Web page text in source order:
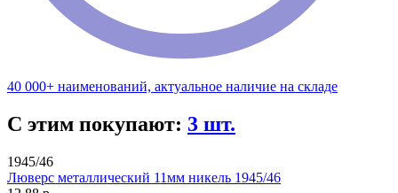
40 000+ наименований, актуальное наличие на складе
С этим покупают: 3 шт.
1945/46
Люверс металлический 11мм никель 1945/46